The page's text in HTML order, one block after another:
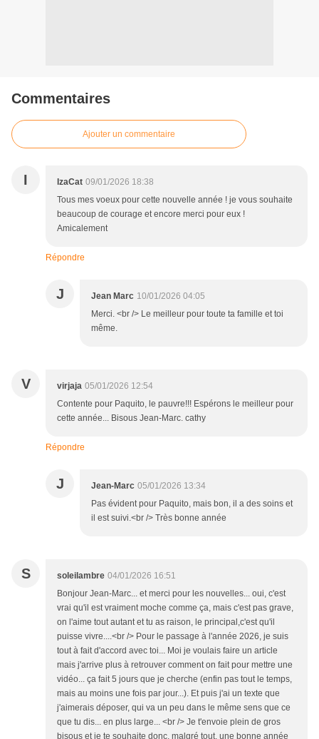
Commentaires
Ajouter un commentaire
I IzaCat 09/01/2026 18:38
Tous mes voeux pour cette nouvelle année ! je vous souhaite
beaucoup de courage et encore merci pour eux !
Amicalement
Répondre
J Jean Marc 10/01/2026 04:05
Merci. <br /> Le meilleur pour toute ta famille et toi
même.
V virjaja 05/01/2026 12:54
Contente pour Paquito, le pauvre!!! Espérons le meilleur pour
cette année... Bisous Jean-Marc. cathy
Répondre
J Jean-Marc 05/01/2026 13:34
Pas évident pour Paquito, mais bon, il a des soins et
il est suivi.<br /> Très bonne année
S soleilambre 04/01/2026 16:51
Bonjour Jean-Marc... et merci pour les nouvelles... oui, c'est
vrai qu'il est vraiment moche comme ça, mais c'est pas grave,
on l'aime tout autant et tu as raison, le principal,c'est qu'il
puisse vivre....<br /> Pour le passage à l'année 2026, je suis
tout à fait d'accord avec toi... Moi je voulais faire un article
mais j'arrive plus à retrouver comment on fait pour mettre une
vidéo... ça fait 5 jours que je cherche (enfin pas tout le temps,
mais au moins une fois par jour...). Et puis j'ai un texte que
j'aimerais déposer, qui va un peu dans le même sens que ce
que tu dis... en plus large... <br /> Je t'envoie plein de gros
bisous et je te souhaite donc, malgré tout, une bonne année